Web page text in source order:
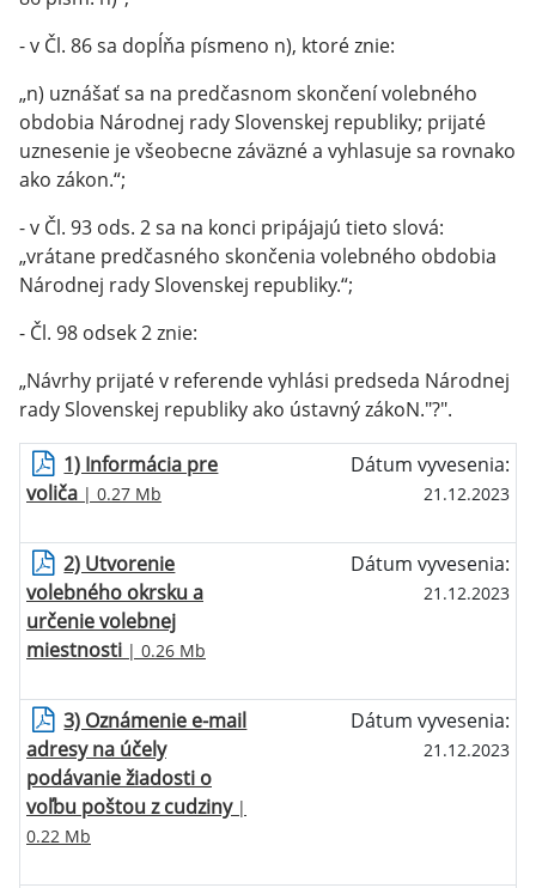
- v Čl. 86 sa dopĺňa písmeno n), ktoré znie:
„n) uznášať sa na predčasnom skončení volebného
obdobia Národnej rady Slovenskej republiky; prijaté
uznesenie je všeobecne záväzné a vyhlasuje sa rovnako
ako zákon.“;
- v Čl. 93 ods. 2 sa na konci pripájajú tieto slová:
„vrátane predčasného skončenia volebného obdobia
Národnej rady Slovenskej republiky.“;
- Čl. 98 odsek 2 znie:
„Návrhy prijaté v referende vyhlási predseda Národnej
rady Slovenskej republiky ako ústavný zákoN."?".
1) Informácia pre
voliča | 0.27 Mb
Dátum vyvesenia:
21.12.2023
2) Utvorenie
volebného okrsku a
určenie volebnej
miestnosti | 0.26 Mb
Dátum vyvesenia:
21.12.2023
3) Oznámenie e-mail
adresy na účely
podávanie žiadosti o
voľbu poštou z cudziny|
0.22 Mb
Dátum vyvesenia:
21.12.2023